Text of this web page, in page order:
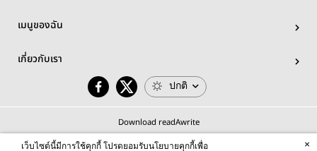
เมนูของฉัน
เกี่ยวกับเรา
ปกติ
Download readAwrite
เว็บไซต์นี้มีการใช้คุกกี้ โปรดยอมรับนโยบายคุกกี้เพื่อ ×